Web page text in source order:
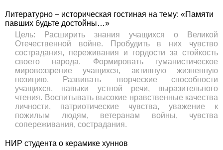
Литературно – историческая гостиная на тему: «Памяти
павших будьте достойны…»
Цель: Расширить знания учащихся о Великой
Отечественной войне. Пробудить в них чувство
сострадания, переживания и гордости за стойкость
своего народа. Формировать гуманистическое
мировоззрение учащихся, активную жизненную
позицию. Развивать творческие способности
учащихся, навыки устной речи, выразительного
чтения. Воспитывать высокие нравственные качества
личности, патриотические чувства, уважение к
пожилым людям, ветеранам войны, чувства
сопереживания, сострадания.
НИР студента о керамике хуннов